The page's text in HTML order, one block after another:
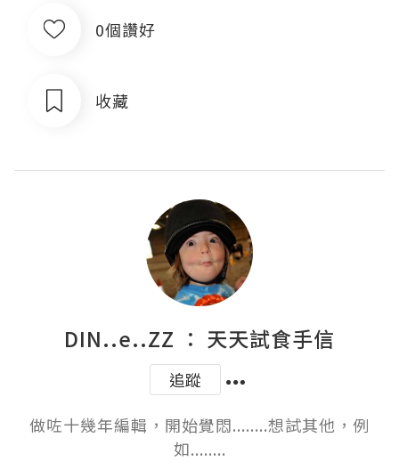
0個讚好
收藏
DIN..e..ZZ ： 天天試食手信
追蹤
做咗十幾年編輯，開始覺悶........想試其他，例
如........